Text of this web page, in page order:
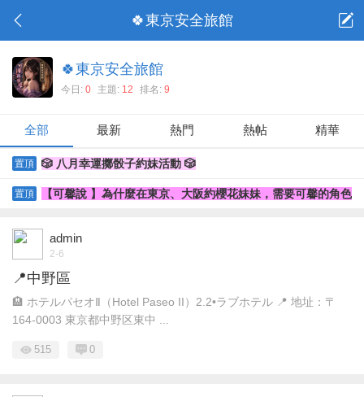
🍀東京安全旅館
🍀東京安全旅館
今日: 0 主題: 12 排名: 9
全部 最新 熱門 熱帖 精華
置頂 🎲 八月幸運擲骰子約妹活動 🎲
置頂 【可馨說 】為什麼在東京、大阪約櫻花妹妹，需要可馨的角色
admin
2-6
📍中野區
🏨 ホテルパセオⅡ（Hotel Paseo II）2.2•ラブホテル 📍 地址：〒
164-0003 東京都中野区東中 ...
515 0